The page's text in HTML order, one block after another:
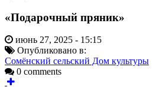
«Подарочный пряник»
июнь 27, 2025 - 15:15
Опубликовано в:
Сомёнский сельский Дом культуры
0 comments